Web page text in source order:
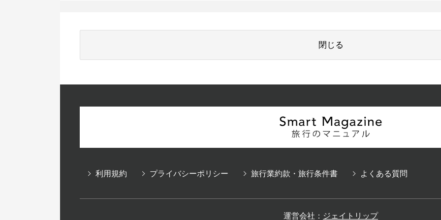
閉じる
利用規約 プライバシーポリシー 旅行業約款・旅行条件書 よくある質問
運営会社： ジェイトリップ